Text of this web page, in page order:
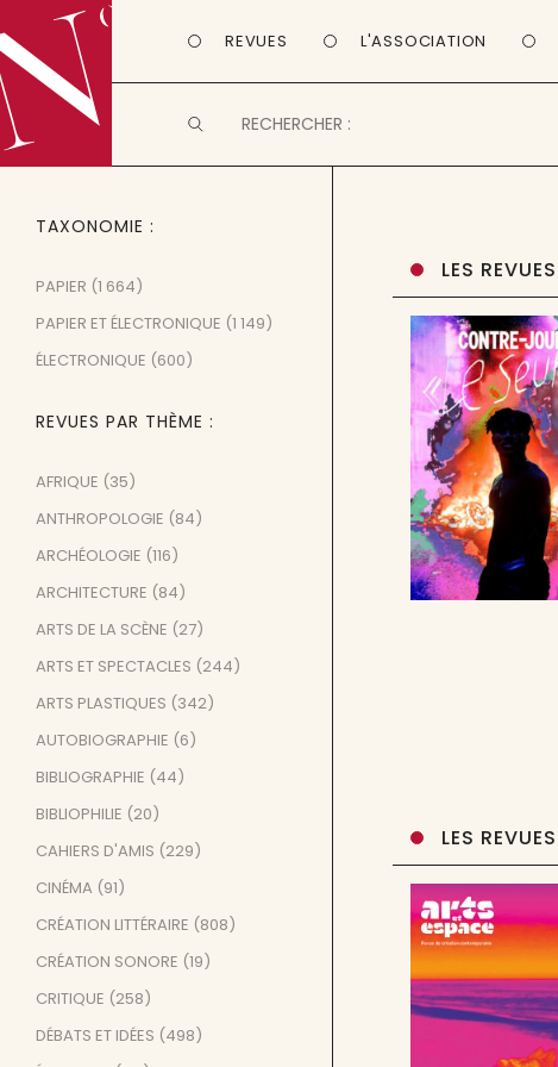
REVUES L'ASSOCIATION
LES REVUES
LES REVUES
TAXONOMIE
PAPIER (1 664)
PAPIER ET ÉLECTRONIQUE (1 149)
ÉLECTRONIQUE (600)
REVUES PAR THÈME
AFRIQUE (35)
ANTHROPOLOGIE (84)
ARCHÉOLOGIE (116)
ARCHITECTURE (84)
ARTS DE LA SCÈNE (27)
ARTS ET SPECTACLES (244)
ARTS PLASTIQUES (342)
AUTOBIOGRAPHIE (6)
BIBLIOGRAPHIE (44)
BIBLIOPHILIE (20)
CAHIERS D'AMIS (229)
CINÉMA (91)
CRÉATION LITTÉRAIRE (808)
CRÉATION SONORE (19)
CRITIQUE (258)
DÉBATS ET IDÉES (498)